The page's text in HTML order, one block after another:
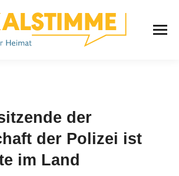
der
der Polizei ist
im Land